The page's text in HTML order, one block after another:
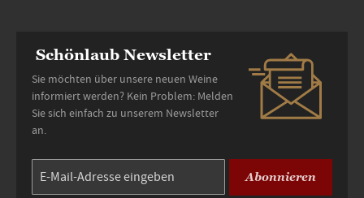
Schönlaub Newsletter
Sie möchten über unsere neuen Weine
informiert werden? Kein Problem: Melden
Sie sich einfach zu unserem Newsletter
an.
Abonnieren